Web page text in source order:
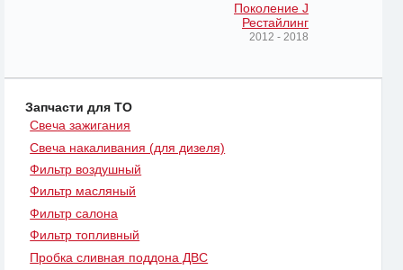
Поколение J
Рестайлинг
2012 - 2018
Запчасти для ТО
Свеча зажигания
Свеча накаливания (для дизеля)
Фильтр воздушный
Фильтр масляный
Фильтр салона
Фильтр топливный
Пробка сливная поддона ДВС